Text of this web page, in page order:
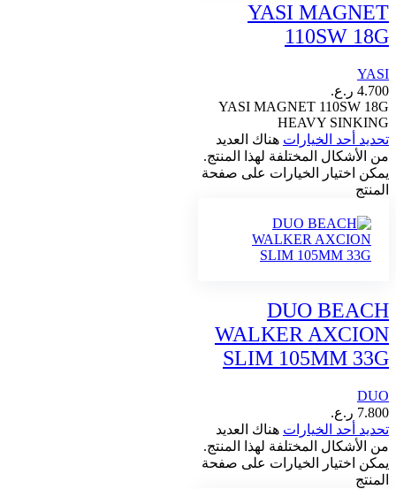
YASI MAGNET
110SW 18G
YASI
4.700 ر.ع.
YASI MAGNET 110SW 18G
HEAVY SINKING
تحديد أحد الخيارات هناك العديد
من الأشكال المختلفة لهذا المنتج.
يمكن اختيار الخيارات على صفحة
المنتج
DUO BEACH
WALKER AXCION
SLIM 105MM 33G
DUO
7.800 ر.ع.
تحديد أحد الخيارات هناك العديد
من الأشكال المختلفة لهذا المنتج.
يمكن اختيار الخيارات على صفحة
المنتج